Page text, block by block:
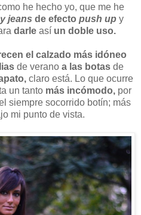
he hecho yo, que me he
jeans de efecto push up y
darleasí un doble uso.
el calzado más idóneo
de verano a las botas de
claro está. Lo que ocurre
un tanto más incómodo, por
siempre socorrido botín; más
mi punto de vista.